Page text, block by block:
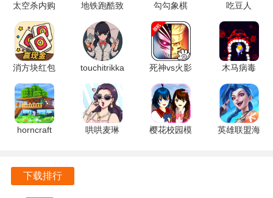
太空杀内购
版
1.72.5.002
官方版
地铁跑酷致
敬科比版
v1.29.0 安
卓版
勾勾象棋
6.01.01 官
方版
吃豆人
11.4.1 安卓
版
消方块红包
极速版
1.2.6 安卓
版
touchitrikka
1.0 安卓版
死神vs火影
8.15满人物
版 1.1.0 安
卓版
木马病毒
1.0.1 安卓
版
horncraft
哄哄麦琳
樱花校园模
英雄联盟海
下载排行